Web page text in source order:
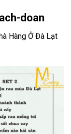
doan
Hàng Ở Đà Lạt